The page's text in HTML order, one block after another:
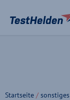
Startseite /sonstiges